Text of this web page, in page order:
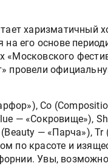
харизматичный
на его основе
провели
Co
— «Сокровище»),
— «Парча»),
по красоте и
Увы,